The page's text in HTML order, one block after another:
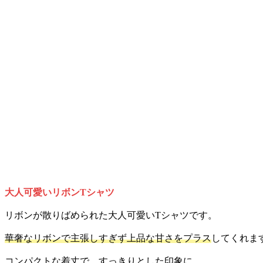
大人可愛いリボンTシャツ
リボンが散りばめられた大人可愛いTシャツです。
華奢なリボンで主張しすぎず上品な甘さをプラスしてくれま
コンパクトな着丈で、すっきりとした印象に。